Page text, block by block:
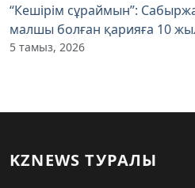
“Кешірім сұраймын”:
малшы болған қарияға 10
5 тамыз, 2026
KZNEWS ТУРАЛЫ